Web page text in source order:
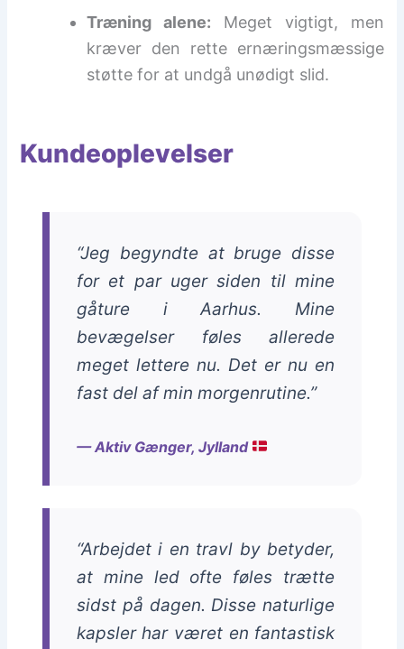
Træning alene: Meget vigtigt, men
kræver den rette ernæringsmæssige
støtte for at undgå unødigt slid.
Kundeoplevelser
“Jeg begyndte at bruge disse
for et par uger siden til mine
gåture i Aarhus. Mine
bevægelser føles allerede
meget lettere nu. Det er nu en
fast del af min morgenrutine.”
— Aktiv Gænger, Jylland
“Arbejdet i en travl by betyder,
at mine led ofte føles trætte
sidst på dagen. Disse naturlige
kapsler har været en fantastisk